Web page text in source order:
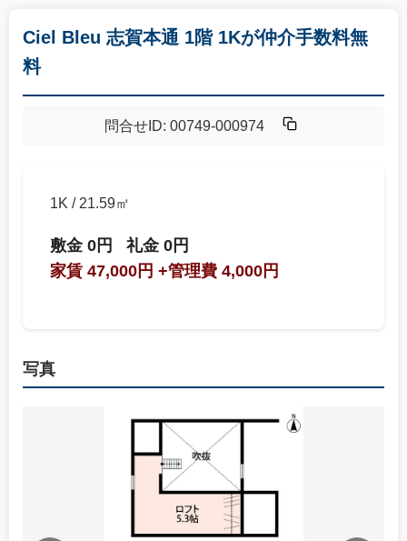
Ciel Bleu 志賀本通 1階 1Kが仲介手数料無
料
問合せID: 00749-000974
1K / 21.59㎡
敷金 0円
礼金 0円
家賃 47,000円 +管理費 4,000円
写真